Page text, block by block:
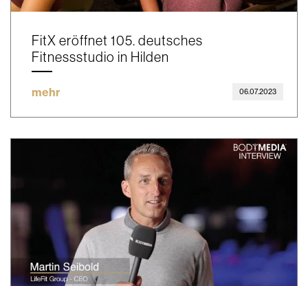
FitX eröffnet 105. deutsches
Fitnessstudio in Hilden
mehr 06.07.2023